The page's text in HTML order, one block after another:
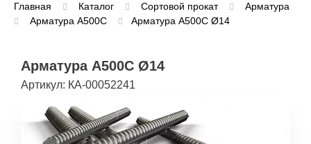
Главная Каталог Сортовой прокат
Арматура
Арматура А500С
Арматура А500С Ø14
Арматура А500С Ø14
Артикул: КА-00052241